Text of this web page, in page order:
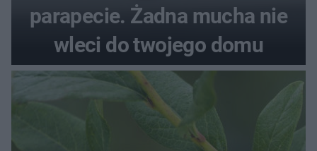
parapecie. Żadna mucha nie
wleci do twojego domu